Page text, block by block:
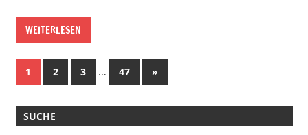
WEITERLESEN
Beitragsnavigation
1 2 3 … 47
Nächste
Beiträge
»
SUCHE